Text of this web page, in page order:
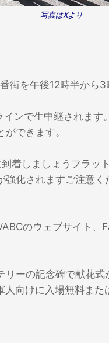
写真はXより
を午後12時半から3
インで生中継されま
できます。
着しましょうフラッ
化されますご注意
のウェブサイト
ーの記念碑で献花
人向けに入場無料ま